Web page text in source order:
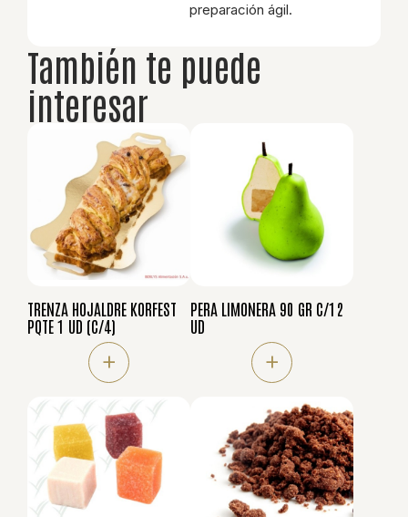
preparación ágil.
También te puede
interesar
TRENZA HOJALDRE KORFEST
PQTE 1 UD (C/4)
+
PERA LIMONERA 90 GR C/12
UD
+